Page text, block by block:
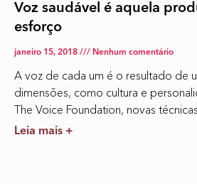
Voz saudável é aquela
esforço
janeiro 15, 2018 Nenhum comentário
A voz de cada um é o resultado de
dimensões, como cultura e
The Voice Foundation, novas
Leia mais +